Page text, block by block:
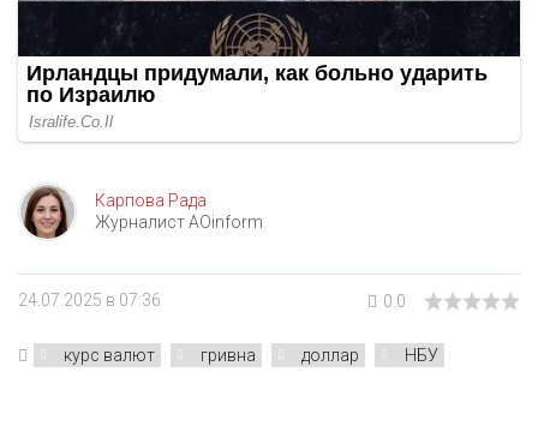
Карпова Рада
Журналист AOinform
24.07.2025 в 07:36 0.0
курс валют гривна доллар НБУ